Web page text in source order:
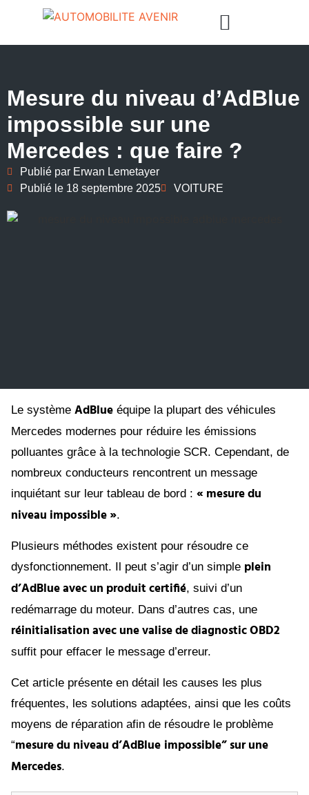
Mesure du niveau d’AdBlue
impossible sur une
Mercedes : que faire ?
Publié par Erwan Lemetayer
Publié le 18 septembre 2025 VOITURE
Le système AdBlue équipe la plupart des véhicules
Mercedes modernes pour réduire les émissions
polluantes grâce à la technologie SCR. Cependant, de
nombreux conducteurs rencontrent un message
inquiétant sur leur tableau de bord : « mesure du
niveau impossible ».
Plusieurs méthodes existent pour résoudre ce
dysfonctionnement. Il peut s’agir d’un simple plein
d’AdBlue avec un produit certifié, suivi d’un
redémarrage du moteur. Dans d’autres cas, une
réinitialisation avec une valise de diagnostic OBD2
suffit pour effacer le message d’erreur.
Cet article présente en détail les causes les plus
fréquentes, les solutions adaptées, ainsi que les coûts
moyens de réparation afin de résoudre le problème
“mesure du niveaud’AdBlue impossible” sur une
Mercedes.